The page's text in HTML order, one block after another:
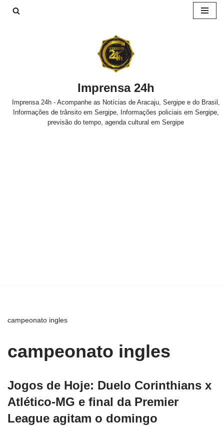
Imprensa 24h
Imprensa 24h - Acompanhe as Notícias de Aracaju, Sergipe e do Brasil,
Informações de trânsito em Sergipe, Informações policiais em Sergipe,
previsão do tempo, agenda cultural em Sergipe
campeonato ingles
campeonato ingles
Jogos de Hoje: Duelo Corinthians x
Atlético-MG e final da Premier
League agitam o domingo